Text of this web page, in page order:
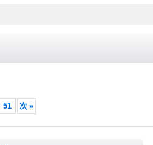
51 次 »